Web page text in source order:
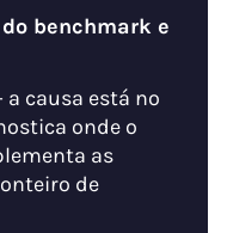
benchmark e
causa está no
onde o
as
de